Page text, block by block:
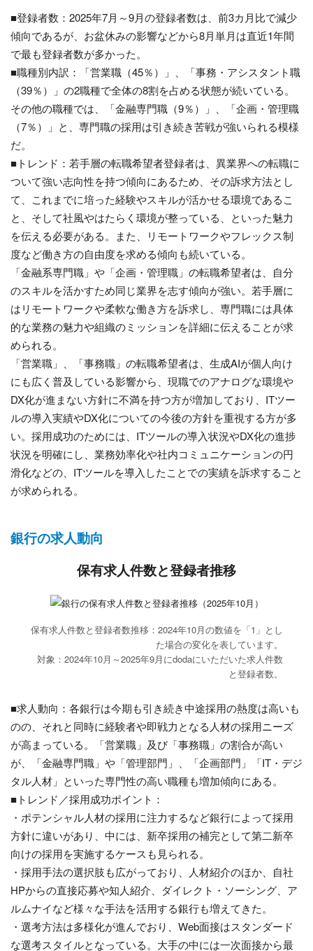
■登録者数：2025年7月～9月の登録者数は、前3カ月比で減少
傾向であるが、お盆休みの影響などから8月単月は直近1年間
で最も登録者数が多かった。
■職種別内訳：「営業職（45％）」、「事務・アシスタント職
（39％）」の2職種で全体の8割を占める状態が続いている。
その他の職種では、「金融専門職（9％）」、「企画・管理職
（7％）」と、専門職の採用は引き続き苦戦が強いられる模様
だ。
■トレンド：若手層の転職希望者登録者は、異業界への転職に
ついて強い志向性を持つ傾向にあるため、その訴求方法とし
て、これまでに培った経験やスキルが活かせる環境であるこ
と、そして社風やはたらく環境が整っている、といった魅力
を伝える必要がある。また、リモートワークやフレックス制
度など働き方の自由度を求める傾向も続いている。
「金融系専門職」や「企画・管理職」の転職希望者は、自分
のスキルを活かすため同じ業界を志す傾向が強い。若手層に
はリモートワークや柔軟な働き方を訴求し、専門職には具体
的な業務の魅力や組織のミッションを詳細に伝えることが求
められる。
「営業職」、「事務職」の転職希望者は、生成AIが個人向け
にも広く普及している影響から、現職でのアナログな環境や
DX化が進まない方針に不満を持つ方が増加しており、ITツー
ルの導入実績やDX化についての今後の方針を重視する方が多
い。採用成功のためには、ITツールの導入状況やDX化の進捗
状況を明確にし、業務効率化や社内コミュニケーションの円
滑化などの、ITツールを導入したことでの実績を訴求すること
が求められる。
銀行の求人動向
保有求人件数と登録者推移
保有求人件数と登録者数推移：2024年10月の数値を「1」とし
た場合の変化を表しています。
対象：2024年10月～2025年9月にdodaにいただいた求人件数
と登録者数。
■求人動向：各銀行は今期も引き続き中途採用の熱度は高いも
のの、それと同時に経験者や即戦力となる人材の採用ニーズ
が高まっている。「営業職」及び「事務職」の割合が高い
が、「金融専門職」や「管理部門」、「企画部門」「IT・デジ
タル人材」といった専門性の高い職種も増加傾向にある。
■トレンド／採用成功ポイント：
・ポテンシャル人材の採用に注力するなど銀行によって採用
方針に違いがあり、中には、新卒採用の補完として第二新卒
向けの採用を実施するケースも見られる。
・採用手法の選択肢も広がっており、人材紹介のほか、自社
HPからの直接応募や知人紹介、ダイレクト・ソーシング、ア
ルムナイなど様々な手法を活用する銀行も増えてきた。
・選考方法は多様化が進んでおり、Web面接はスタンダード
な選考スタイルとなっている。大手の中には一次面接から最